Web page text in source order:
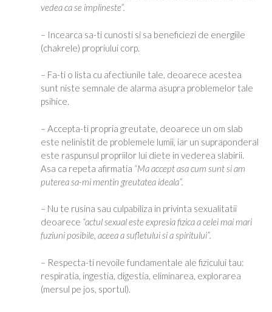
vedea ca se implineste”.
– Incearca sa-ti cunosti si sa beneficiezi de energiile
(chakrele) propriului corp.
– Fa-ti o lista cu afectiunile tale, deoarece acestea
sunt niste semnale de alarma asupra problemelor tale
psihice.
– Accepta-ti propria greutate, deoarece un om slab
este nelinistit de problemele lumii, iar un supraponderal
este raspunsul propriilor lui diete in vederea slabirii.
Asa ca repeta afirmatia “Ma accept asa cum sunt si am
puterea sa-mi mentin greutatea ideala”.
– Nu te rusina sau culpabiliza in privinta sexualitatii
deoarece “actul sexual este expresia fizica a celei mai mari
fuziuni posibile, aceea a sufletului si a spiritului”.
– Respecta-ti nevoile fundamentale ale fizicului tau:
respiratia, ingestia, digestia, eliminarea, explorarea
(mersul pe jos, sportul).